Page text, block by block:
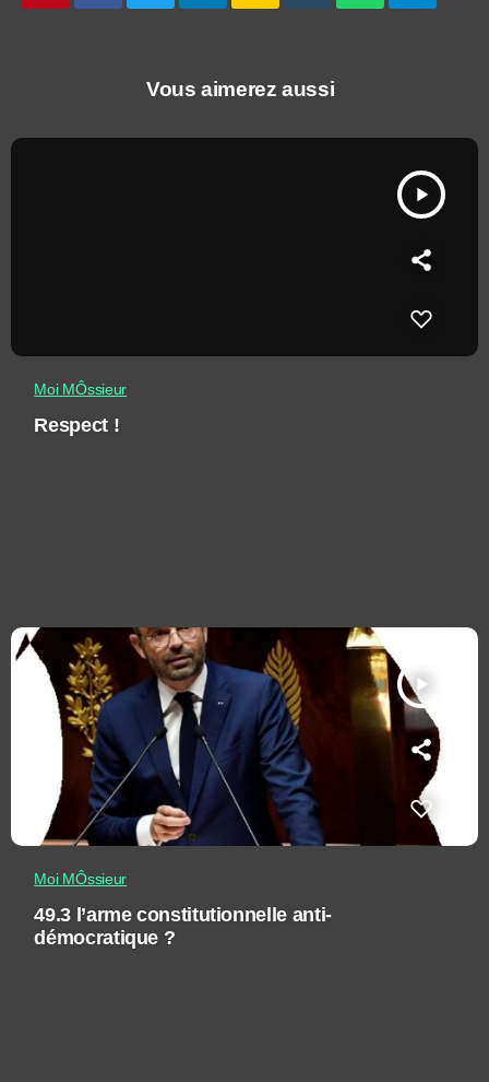
Vous aimerez aussi
play_arrow
Moi MÔssieur
Respect !
play_arrow
Moi MÔssieur
49.3 l’arme constitutionnelle anti-
démocratique ?